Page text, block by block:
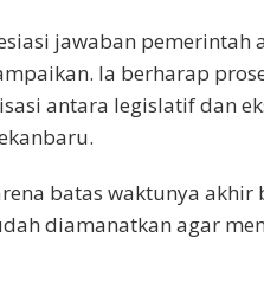
jawaban pemerintah
Ia berharap
antara legislatif dan
batas waktunya akhir
diamanatkan agar